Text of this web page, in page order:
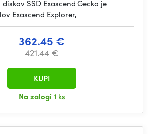
SSD Exascend Gecko je
Exascend Explorer,
362.45 €
421.44 €
Na zalogi 1 ks
KUPI